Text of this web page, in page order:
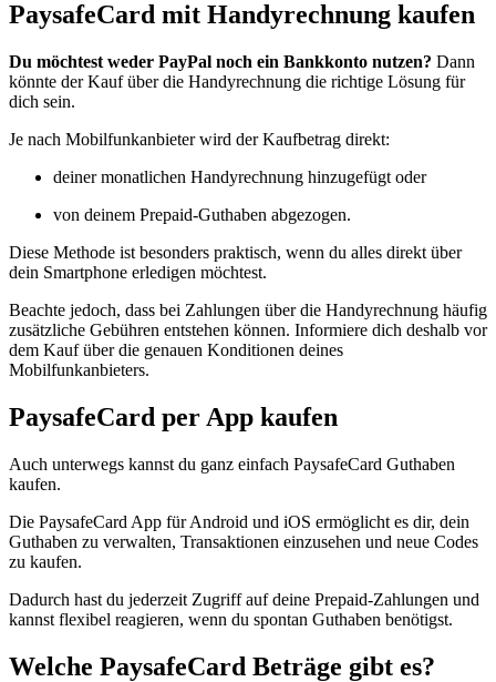
PaysafeCard mit Handyrechnung kaufen
Du möchtest weder PayPal noch ein Bankkonto nutzen? Dann
könnte der Kauf über die Handyrechnung die richtige Lösung für
dich sein.
Je nach Mobilfunkanbieter wird der Kaufbetrag direkt:
deiner monatlichen Handyrechnung hinzugefügt oder
von deinem Prepaid-Guthaben abgezogen.
Diese Methode ist besonders praktisch, wenn du alles direkt über
dein Smartphone erledigen möchtest.
Beachte jedoch, dass bei Zahlungen über die Handyrechnung häufig
zusätzliche Gebühren entstehen können. Informiere dich deshalb vor
dem Kauf über die genauen Konditionen deines
Mobilfunkanbieters.
PaysafeCard per App kaufen
Auch unterwegs kannst du ganz einfach PaysafeCard Guthaben
kaufen.
Die PaysafeCard App für Android und iOS ermöglicht es dir, dein
Guthaben zu verwalten, Transaktionen einzusehen und neue Codes
zu kaufen.
Dadurch hast du jederzeit Zugriff auf deine Prepaid-Zahlungen und
kannst flexibel reagieren, wenn du spontan Guthaben benötigst.
Welche PaysafeCard Beträge gibt es?